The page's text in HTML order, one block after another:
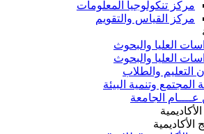
مركز تنكولوجيا المعلومات
مركز القياس والتقويم
العليا والبحوث
العليا والبحوث
والطلاب
وتنمية البيئة
الجامعة
الأكاديمية